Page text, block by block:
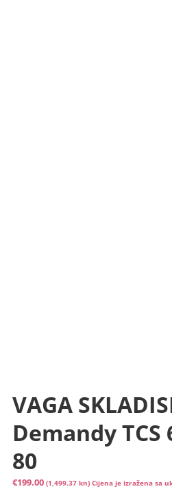
VAGA
Demandy TCS
80
€199.00 (1,499.37 kn) Cijena je izražena sa